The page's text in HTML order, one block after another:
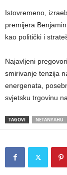
Istovremeno,
premijera
kao politički i
Najavljeni
smirivanje tenzija
energenata,
svjetsku trgovinu
TAGOVI NETANYAHU